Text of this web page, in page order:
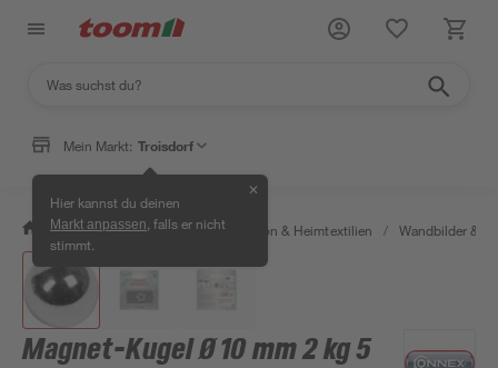
Mein Markt: Troisdorf
Hier kannst du deinen
Markt anpassen , falls er nicht
stimmt.
✕
/ Wohnen & Haushalt / Dekoration & Heimtextilien / Wandbilder &
Magnet-Kugel Ø 10 mm 2 kg 5